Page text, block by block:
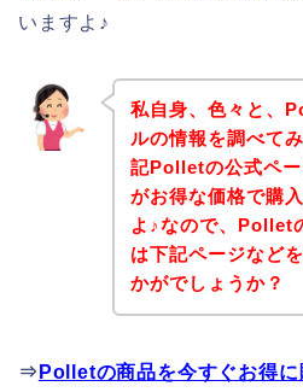
いますよ♪
私自身、色々と、
ルの情報を調べて
記Polletの公式ペ
がお得な価格で購
よ♪なので、Pollet
は下記ページなど
かがでしょうか？
⇒ Polletの商品を今すぐお得